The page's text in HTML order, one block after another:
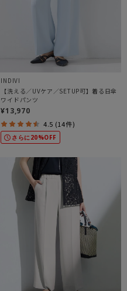
INDIVI
【洗える／UVケア／SETUP可】着る日傘
ワイドパンツ
¥13,970
4.5 (14件)
さらに20%OFF